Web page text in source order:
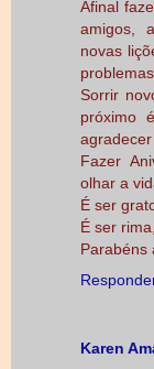
Afinal
amigos,
novas
Sorrir
próximo
Fazer
olhar a
É ser
É ser
Parabéns
Karen